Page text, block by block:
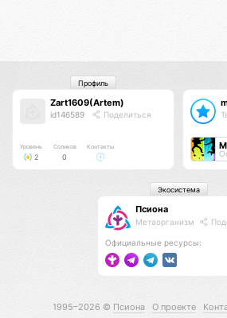
Zart1609(Artem)
id146589 Поделиться
Уровень
2
Соликов
0
Контакты
Профиль
Псиона
Метаорганизм
Официальные ресурсы:
Экосистема
1995–2026 © Псиона О проекте